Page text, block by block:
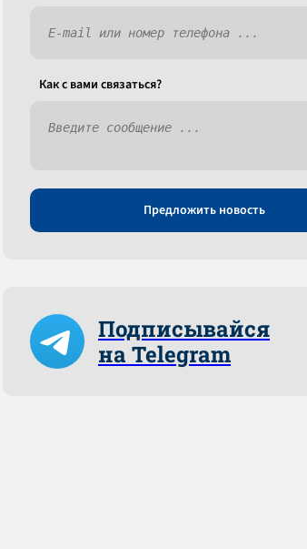
Как c вами связаться?
Предложить новость
Подписывайся
на Telegram